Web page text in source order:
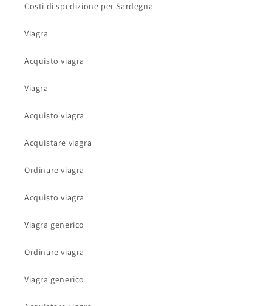
Costi di spedizione per Sardegna
Viagra
Acquisto viagra
Viagra
Acquisto viagra
Acquistare viagra
Ordinare viagra
Acquisto viagra
Viagra generico
Ordinare viagra
Viagra generico